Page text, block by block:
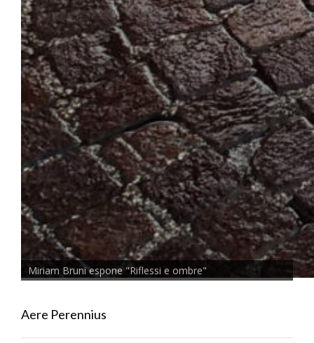
Miriam Bruni espone "Riflessi e ombre"
Aere Perennius